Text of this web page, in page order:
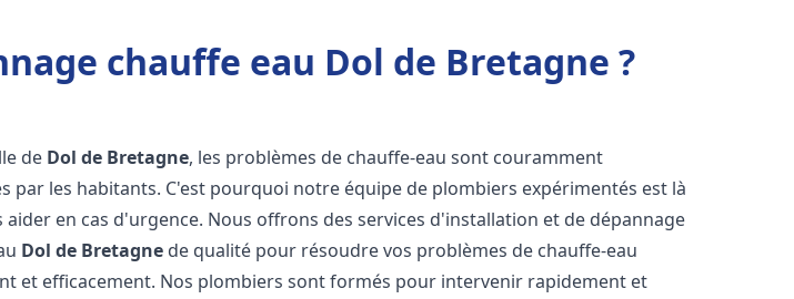
chauffe eau Dol de Bretagne ?
de Dol de Bretagne, les problèmes de chauffe-eau sont couramment
par les habitants. C'est pourquoi notre équipe de plombiers expérimentés est là
aider en cas d'urgence. Nous offrons des services d'installation et de dépannage
Dol de Bretagne de qualité pour résoudre vos problèmes de chauffe-eau
et efficacement. Nos plombiers sont formés pour intervenir rapidement et